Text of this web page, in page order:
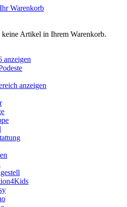
Ihr Warenkorb
keine Artikel in Ihrem Warenkorb.
anzeigen
anzeigen